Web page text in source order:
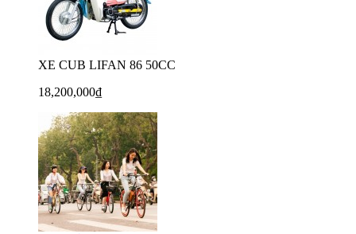
XE CUB LIFAN 86 50CC
18,200,000₫